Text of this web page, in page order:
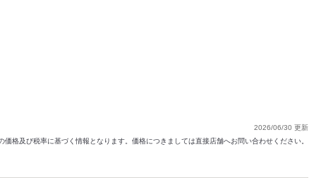
2026/06/30 更新
格及び税率に基づく情報となります。価格につきましては直接店舗へお問い合わせください。